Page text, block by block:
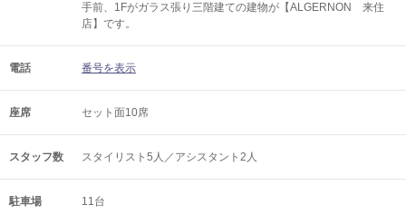
手前、1Fがガラス張り三階建ての建物が【ALGERNON 来住
店】です。
電話 番号を表示
座席 セット面10席
スタッフ数 スタイリスト5人／アシスタント2人
駐車場 11台